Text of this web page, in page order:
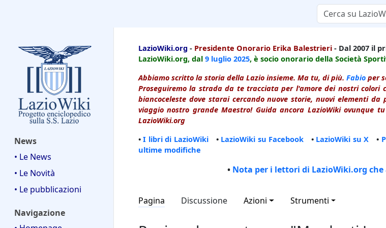
News
• Le News
• Le Novità
• Le pubblicazioni
Navigazione
LazioWiki.org - Presidente Onorario Erika Balestrieri - Dal 2007 il
LazioWiki.org, dal 9 luglio 2025, è socio onorario della Società
Abbiamo scritto la storia della Lazio insieme. Ma tu, di più. Fabio per
Proseguiremo la strada da te tracciata per l'amore dei nostri
biancoceleste dove starai cercando nuove storie, nuovi elementi
viaggio nostro grande Maestro! Guida ancora LazioWiki
LazioWiki.org
•I libri di LazioWiki• LazioWiki su Facebook • LazioWiki su X •
ultime modifiche
• Nota per i lettori di LazioWiki.org
Pagina Discussione Azioni Strumenti